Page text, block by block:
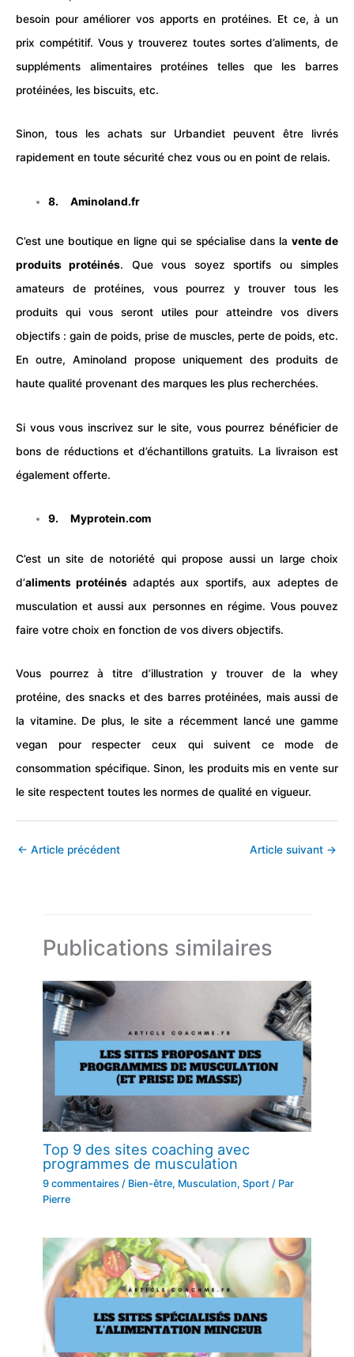
besoin pour améliorer vos apports en protéines. Et ce, à un
prix compétitif. Vous y trouverez toutes sortes d’aliments, de
suppléments alimentaires protéines telles que les barres
protéinées, les biscuits, etc.
Sinon, tous les achats sur Urbandiet peuvent être livrés
rapidement en toute sécurité chez vous ou en point de relais.
8.Aminoland.fr
C’est une boutique en ligne qui se spécialise dans la vente de
produits protéinés. Que vous soyez sportifs ou simples
amateurs de protéines, vous pourrez y trouver tous les
produits qui vous seront utiles pour atteindre vos divers
objectifs : gain de poids, prise de muscles, perte de poids, etc.
En outre, Aminoland propose uniquement des produits de
haute qualité provenant des marques les plus recherchées.
Si vous vous inscrivez sur le site, vous pourrez bénéficier de
bons de réductions et d’échantillons gratuits. La livraison est
également offerte.
9.Myprotein.com
C’est un site de notoriété qui propose aussi un large choix
d’aliments protéinés adaptés aux sportifs, aux adeptes de
musculation et aussi aux personnes en régime. Vous pouvez
faire votre choix en fonction de vos divers objectifs.
Vous pourrez à titre d’illustration y trouver de la whey
protéine, des snacks et des barres protéinées, mais aussi de
la vitamine. De plus, le site a récemment lancé une gamme
vegan pour respecter ceux qui suivent ce mode de
consommation spécifique. Sinon, les produits mis en vente sur
le site respectent toutes les normes de qualité en vigueur.
← Article précédent Article suivant →
Publications similaires
Top 9 des sites coaching avec
programmes de musculation
9 commentaires / Bien-être, Musculation,Sport / Par
Pierre